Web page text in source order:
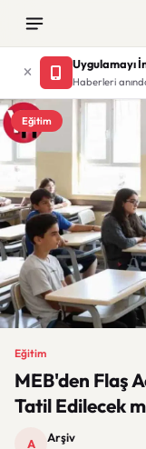
Uygulamayı
Haberleri
Eğitim
Eğitim
MEB'den Flaş
Tatil Edilecek
A Arşiv